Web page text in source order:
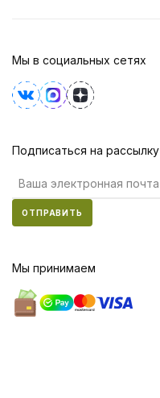
Мы в социальных сетях
Подписаться на рассылку
ОТПРАВИТЬ
Мы принимаем